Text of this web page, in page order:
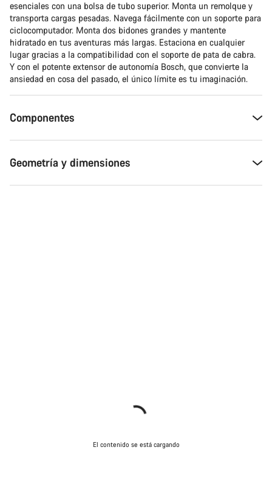
esenciales con una bolsa de tubo superior. Monta un remolque y
transporta cargas pesadas. Navega fácilmente con un soporte para
ciclocomputador. Monta dos bidones grandes y mantente
hidratado en tus aventuras más largas. Estaciona en cualquier
lugar gracias a la compatibilidad con el soporte de pata de cabra.
Y con el potente extensor de autonomía Bosch, que convierte la
ansiedad en cosa del pasado, el único límite es tu imaginación.
Componentes
Geometría y dimensiones
El contenido se está cargando